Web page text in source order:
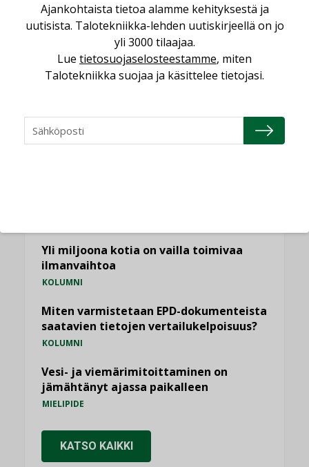
KATSO KAIKKI
Puheista tekoihin – uusin teknologia
Yli miljoona kotia on vailla toimivaa
ilmanvaihtoa
KOLUMNI
Miten varmistetaan EPD-dokumenteista
saatavien tietojen vertailukelpoisuus?
KOLUMNI
Vesi- ja viemärimitoittaminen on
jämähtänyt ajassa paikalleen
MIELIPIDE
KATSO KAIKKI
Ajankohtaista tietoa alamme kehityksestä ja
uutisista. Talotekniikka-lehden uutiskirjeellä on jo
yli 3000 tilaajaa.
Lue tietosuojaselosteestamme, miten
Talotekniikka suojaa ja käsittelee tietojasi.